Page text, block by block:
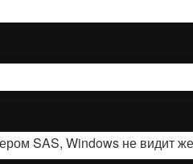
SAS, Windows не видит